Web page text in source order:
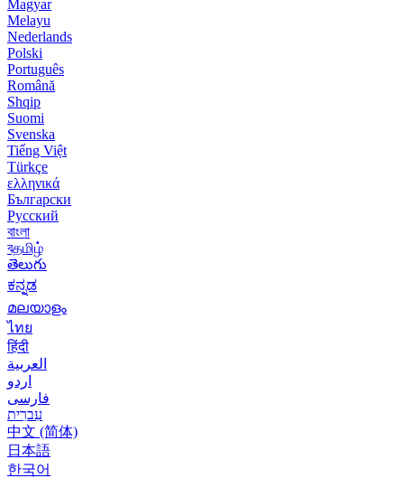
Magyar
Melayu
Nederlands
Polski
Português
Română
Shqip
Suomi
Svenska
Tiếng Việt
Türkçe
ελληνικά
Български
Русский
বাংলা
বதமிழ்
తెలుగు
ಕನ್ನಡ
മലയാളം
ไทย
हिंदी
العربية
اردو
فارسی
עִברִית
中文 (简体)
日本語
한국어